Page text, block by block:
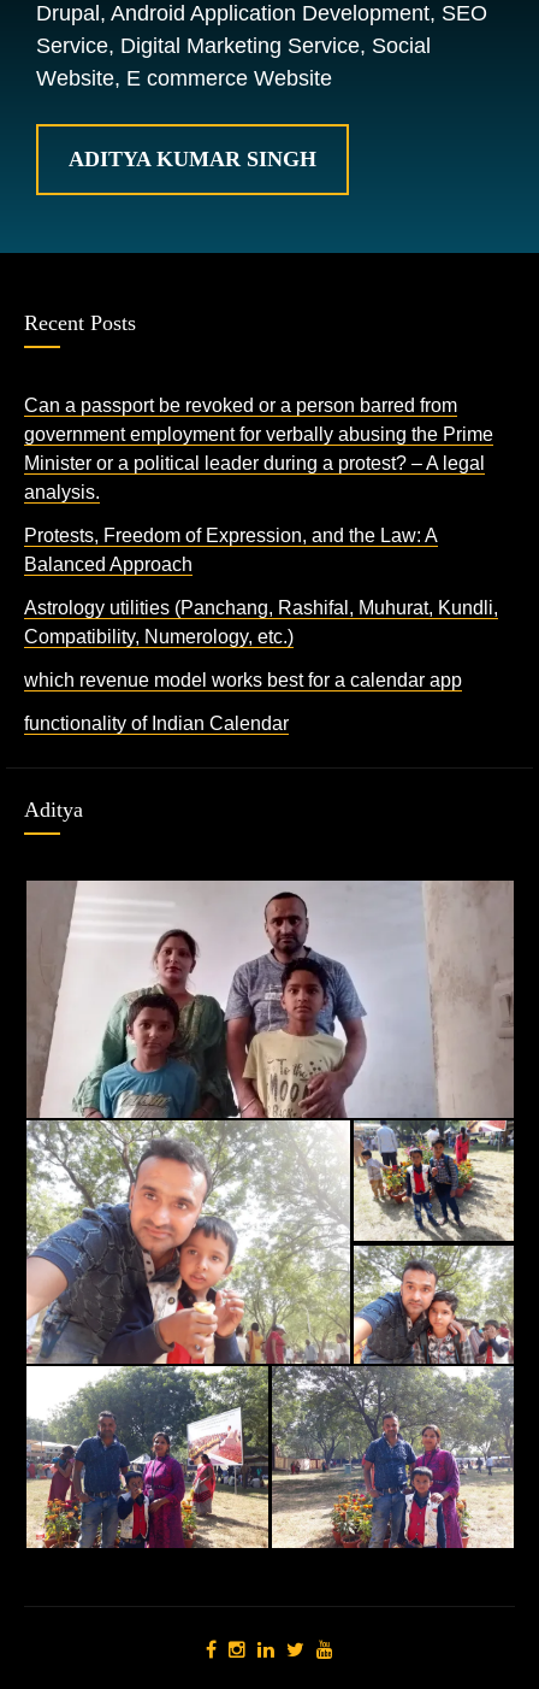
Drupal, Android Application Development, SEO
Service, Digital Marketing Service, Social
Website, E commerce Website
ADITYA KUMAR SINGH
Recent Posts
Can a passport be revoked or a person barred from
government employment for verbally abusing the Prime
Minister or a political leader during a protest? – A legal
analysis.
Protests, Freedom of Expression, and the Law: A
Balanced Approach
Astrology utilities (Panchang, Rashifal, Muhurat, Kundli,
Compatibility, Numerology, etc.)
which revenue model works best for a calendar app
functionality of Indian Calendar
Aditya